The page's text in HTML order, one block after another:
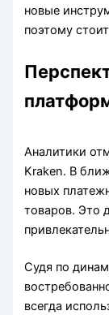
новые
поэтому
Аналитики
Kraken. В
новых
товаров. Это
Судя по
всегда